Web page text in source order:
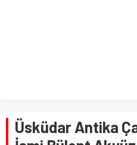
Üsküdar Antika